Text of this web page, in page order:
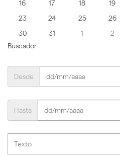
16
17 18 19
23
24 25 26
30
31 1 2
Buscador
Desde
Hasta